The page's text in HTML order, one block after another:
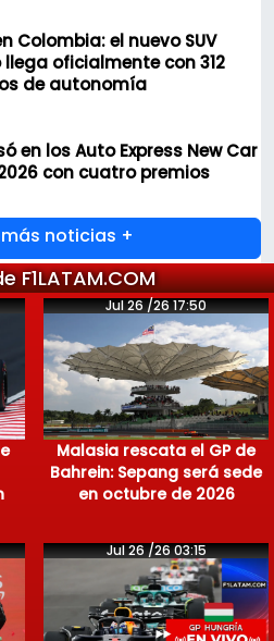
Colombia: el nuevo SUV
oficialmente con 312
de autonomía
en los Auto Express New Car
con cuatro premios
noticias +
F1LATAM.COM
Jul 26 /26 17:50
Malasia rescata el GP de
Bahrein: Sepang será sede
en octubre de 2026
Jul 26 /26 03:15